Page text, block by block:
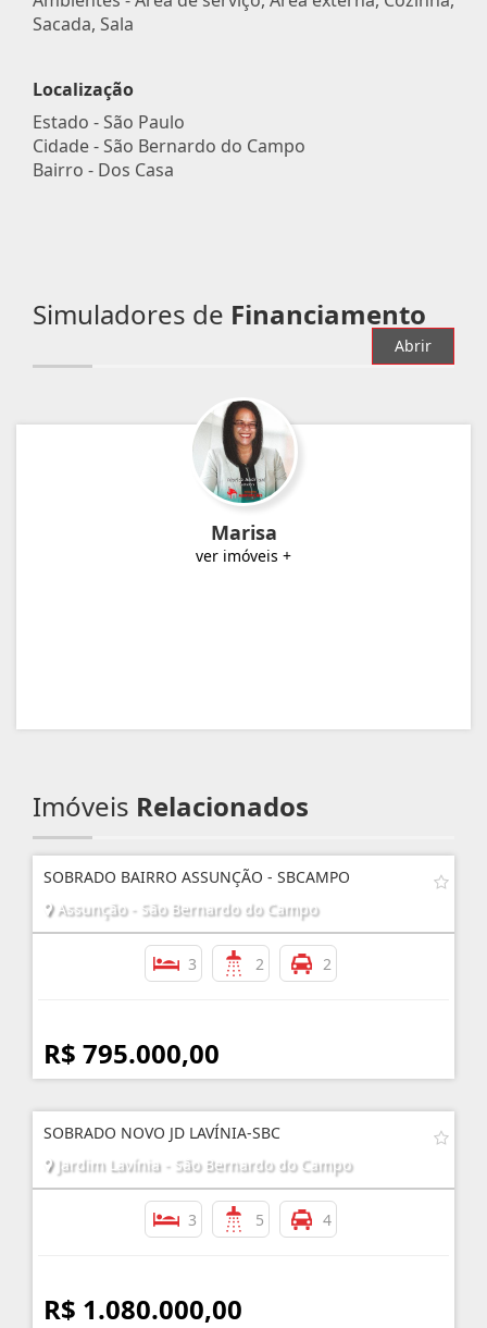
Sacada, Sala
Localização
Estado -São Paulo
Cidade -São Bernardo do Campo
Bairro - Dos Casa
Simuladores de Financiamento
Abrir
Marisa
ver imóveis +
Imóveis Relacionados
SOBRADO BAIRRO ASSUNÇÃO - SBCAMPO
Assunção - São Bernardo do Campo
3 2 2
R$ 795.000,00
SOBRADO NOVO JD LAVÍNIA-SBC
Jardim Lavínia - São Bernardo do Campo
3 5 4
R$ 1.080.000,00